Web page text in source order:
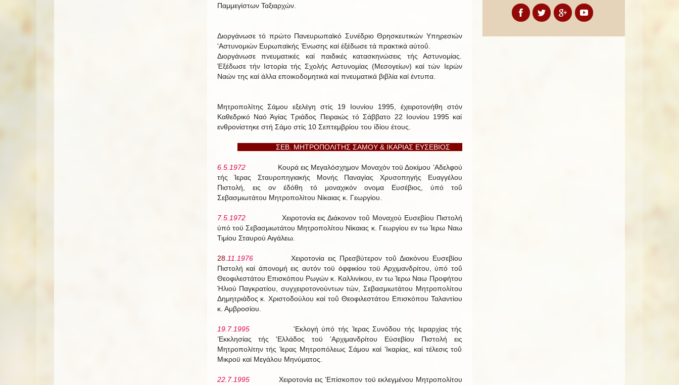
Παμμεγίστων Ταξιαρχών.
Διοργάνωσε τό πρώτο Πανευρωπαϊκό Συνέδριο Θρησκευτικών Υπηρεσιών
'Αστυνομιών Ευρωπαϊκής Ένωσης καί έξέδωσε τά πρακτικά αύτοΰ.
Διοργάνωσε πνευματικές καί παιδικές κατασκηνώσεις τής Αστυνομίας.
Έξέδωσε τήν Ιστορία τής Σχολής Αστυνομίας (Μεσογείων) καί τών Ιερών
Ναών της καί άλλα εποικοδομητικά καί πνευματικά βιβλία καί έντυπα.
Μητροπολίτης Σάμου εξελέγη στίς 19 Ιουνίου 1995, έχειροτονήθη στόν
Καθεδρικό Ναό Άγίας Τριάδος Πειραιώς τό Σάββατο 22 Ιουνίου 1995 καί
ενθρονίστηκε στή Σάμο στίς 10 Σεπτεμβρίου του ίδίου έτους.
ΣΕΒ. ΜΗΤΡΟΠΟΛΙΤΗΣ ΣΑΜΟΥ & ΙΚΑΡΙΑΣ ΕΥΣΕΒΙΟΣ
6.5.1972
Κουρά εις Μεγαλόσχημον Μοναχόν τοϋ Δοκίμου ’Αδελφού
τής Ίερας Σταυροπηγιακής Μονής Παναγίας Χρυσοπηγής Ευαγγέλου
Πιστολή, εις ον έδόθη τό μοναχικόν ονομα Ευσέβιος, ύπό τοΰ
Σεβασμιωτάτου Μητροπολίτου Νίκαιας κ. Γεωργίου.
7.5.1972Χειροτονία εις Διάκονον τοΰ Μοναχού Ευσεβίου Πιστολή
ύπό τοϋ Σεβασμιωτάτου Μητροπολίτου Νίκαιας κ. Γεωργίου εν τω Ίερω Ναω
Τιμίου Σταυρού Αιγάλεω.
28. 11.1976
Χειροτονία εις Πρεσβύτερον τοΰ Διακόνου Ευσεβίου
Πιστολή καί άπονομή εις αυτόν τοϋ όφφικίου τοϋ Αρχιμανδρίτου, ύπό τοΰ
Θεοφιλεστάτου Επισκόπου Ρωγών κ. Καλλινίκου, εν τω Ίερω Ναω Προφήτου
Ήλιού Παγκρατίου, συγχειροτονούντων τών, Σεβασμιωτάτου Μητροπολίτου
Δημητριάδος κ. Χριστοδούλου καί τοΰ Θεοφιλεστάτου Επισκόπου Ταλαντίου
κ. Αμβροσίου.
19.7.1995'Εκλογή ύπό τής Ίερας Συνόδου τής Ιεραρχίας τής
’Εκκλησίας τής 'Ελλάδος τοϋ ’Αρχιμανδρίτου Εύσεβίου Πιστολή εις
Μητροπολίτην τής Ίερας Μητροπόλεως Σάμου καί ’Ικαρίας, καί τέλεσις τοΰ
Μικροϋ καί Μεγάλου Μηνύματος.
22.7.1995
Χειροτονία εις ’Επίσκοπον τοϋ εκλεγμένου Μητροπολίτου